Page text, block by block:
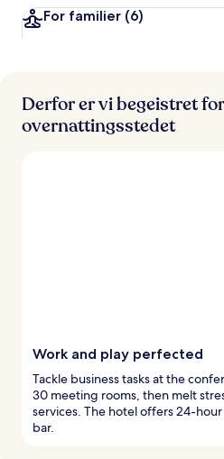
For familier (6)
Derfor er vi begeistret
overnattingsstedet
Work and play perfected
Tackle business tasks at the
30 meeting rooms, then melt
services. The hotel offers 24-
bar.